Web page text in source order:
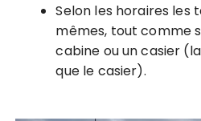
Selon les horaires les
mêmes, tout comme
cabine ou un casier
que le casier).